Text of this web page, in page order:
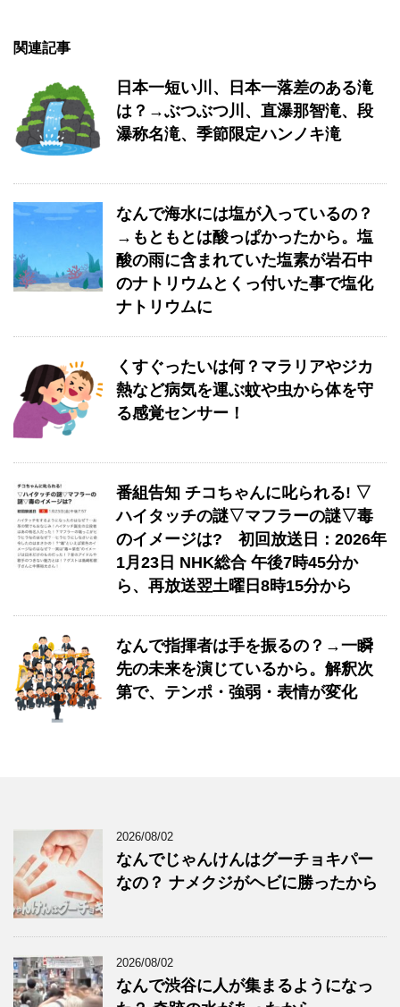
関連記事
日本一短い川、日本一落差のある滝
は？→ぶつぶつ川、直瀑那智滝、段
瀑称名滝、季節限定ハンノキ滝
なんで海水には塩が入っているの？
→もともとは酸っぱかったから。塩
酸の雨に含まれていた塩素が岩石中
のナトリウムとくっ付いた事で塩化
ナトリウムに
くすぐったいは何？マラリアやジカ
熱など病気を運ぶ蚊や虫から体を守
る感覚センサー！
番組告知 チコちゃんに叱られる! ▽
ハイタッチの謎▽マフラーの謎▽毒
のイメージは? 初回放送日：2026年
1月23日 NHK総合 午後7時45分か
ら、再放送翌土曜日8時15分から
なんで指揮者は手を振るの？→一瞬
先の未来を演じているから。解釈次
第で、テンポ・強弱・表情が変化
2026/08/02
なんでじゃんけんはグーチョキパー
なの？ ナメクジがヘビに勝ったから
2026/08/02
なんで渋谷に人が集まるようになっ